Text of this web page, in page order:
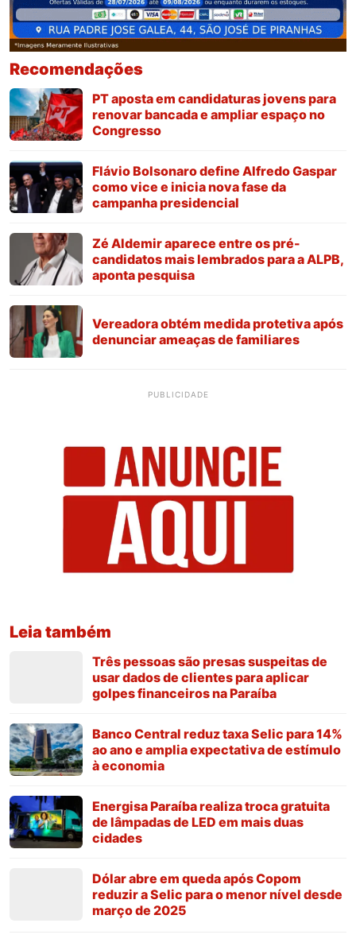
Recomendações
PT aposta em candidaturas jovens para
renovar bancada e ampliar espaço no
Congresso
Flávio Bolsonaro define Alfredo Gaspar
como vice e inicia nova fase da
campanha presidencial
Zé Aldemir aparece entre os pré-
candidatos mais lembrados para a ALPB,
aponta pesquisa
Vereadora obtém medida protetiva após
denunciar ameaças de familiares
PUBLICIDADE
Leia também
Três pessoas são presas suspeitas de
usar dados de clientes para aplicar
golpes financeiros na Paraíba
Banco Central reduz taxa Selic para 14%
ao ano e amplia expectativa de estímulo
à economia
Energisa Paraíba realiza troca gratuita
de lâmpadas de LED em mais duas
cidades
Dólar abre em queda após Copom
reduzir a Selic para o menor nível desde
março de 2025